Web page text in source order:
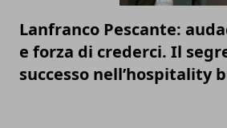
Lanfranco Pescante:
e forza di crederci. Il
successo nell’hospitality